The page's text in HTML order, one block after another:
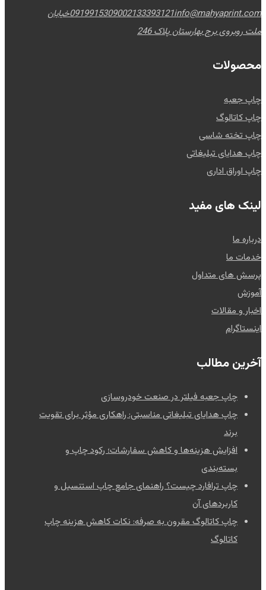
0919915309002133393121info@mahyaprint.com
خیابان
ملت روبروی برج بهارستان پلاک 246
محصولات
چاپ جعبه
چاپ کاتالوگ
چاپ تخته شاسی
چاپ هدایای تبلیغاتی
چاپ اوراق اداری
لینک های مفید
درباره ما
خدمات ما
پرسش های متداول
آموزش
اخبار و مقالات
اینستاگرام
آخرین مطالب
چاپ جعبه فیلتر در صنعت خودروسازی
چاپ هدایای تبلیغاتی مناسبتی: راهکاری مؤثر برای تقویت
برند
افزایش هزینه‌ها و کاهش سفارشات؛ رکود چاپ و
بسته‌بندی
چاپ ترافارد چیست؟ راهنمای جامع چاپ استنسیل و
کاربردهای آن
چاپ کاتالوگ مقرون به صرفه: نکات کاهش هزینه چاپ
کاتالوگ